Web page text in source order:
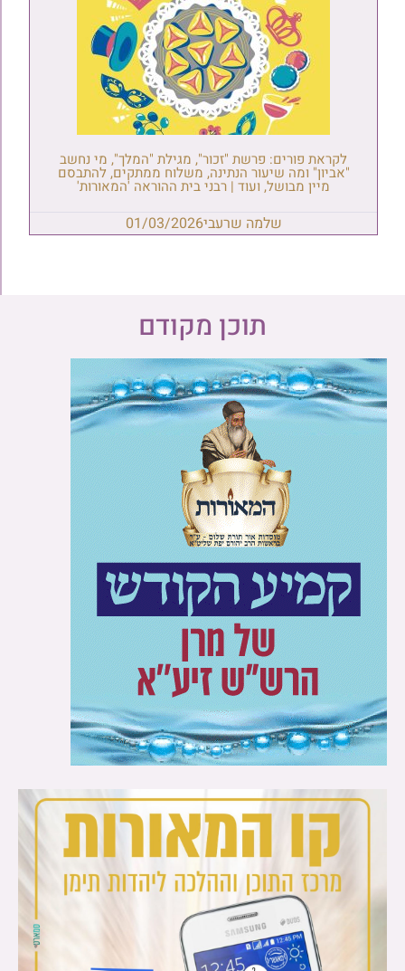
לקראת פורים: פרשת "זכור", מגילת "המלך", מי נחשב
"אביון" ומה שיעור הנתינה, משלוח ממתקים, להתבסם
מיין מבושל, ועוד | רבני בית ההוראה 'המאורות'
שלמה שרעבי01/03/2026
תוכן מקודם